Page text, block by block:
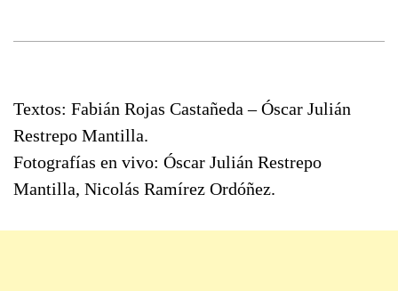
Textos: Fabián Rojas Castañeda – Óscar Julián
Restrepo Mantilla.
Fotografías en vivo: Óscar Julián Restrepo
Mantilla, Nicolás Ramírez Ordóñez.